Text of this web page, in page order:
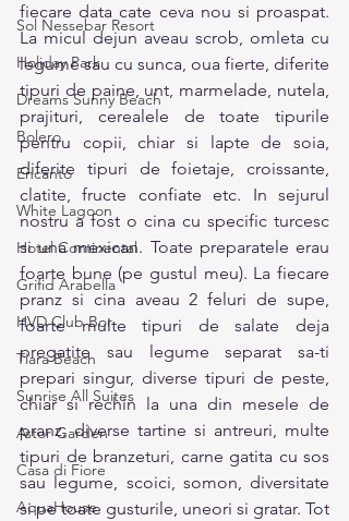
Sol Nessebar Resort
Holiday Park
Dreams Sunny Beach
Bolero
Encanto
White Lagoon
Hotel Continental
Grifid Arabella
HVD Club Bor
Tiara Beach
Sunrise All Suites
Astor Garden
Casa di Fiore
AquaHouse
fiecare data cate ceva nou si proaspat.
La micul dejun aveau scrob, omleta cu
legume sau cu sunca, oua fierte, diferite
tipuri de paine, unt, marmelade, nutela,
prajituri, cerealele de toate tipurile
pentru copii, chiar si lapte de soia,
diferite tipuri de foietaje, croissante,
clatite, fructe confiate etc. In sejurul
nostru a fost o cina cu specific turcesc
si una mexican. Toate preparatele erau
foarte bune (pe gustul meu). La fiecare
pranz si cina aveau 2 feluri de supe,
foarte multe tipuri de salate deja
pregatite sau legume separat sa-ti
prepari singur, diverse tipuri de peste,
chiar si rechin la una din mesele de
pranz, diverse tartine si antreuri, multe
tipuri de branzeturi, carne gatita cu sos
sau legume, scoici, somon, diversitate
si pe toate gusturile, uneori si gratar. Tot